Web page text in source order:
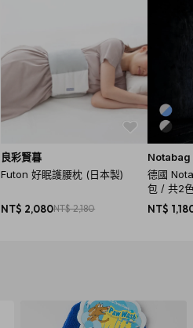
良彩賢暮
Futon 好眠護腰枕 (日本製)
NT$ 2,080NT$ 2,180
Notabag
德國
包 / 共2
NT$